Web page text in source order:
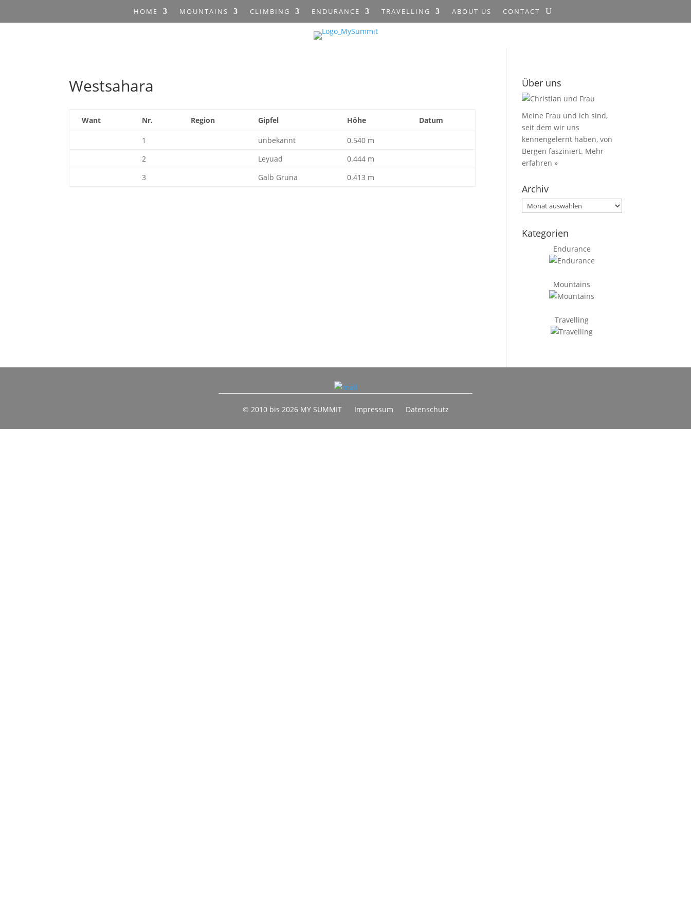
HOME MOUNTAINS CLIMBING ENDURANCE TRAVELLING ABOUT US CONTACT
Westsahara
Want Nr. Region Gipfel Höhe Datum
1 unbekannt
0.540 m
2
Leyuad
0.444 m
3
Galb Gruna 0.413 m
Über uns
Meine Frau und ich sind,
seit dem wir uns
kennengelernt haben, von
Bergen fasziniert. Mehr
erfahren »
Archiv
Archiv
Kategorien
Endurance
Mountains
Travelling
© 2010 bis 2026 MY SUMMIT Impressum Datenschutz